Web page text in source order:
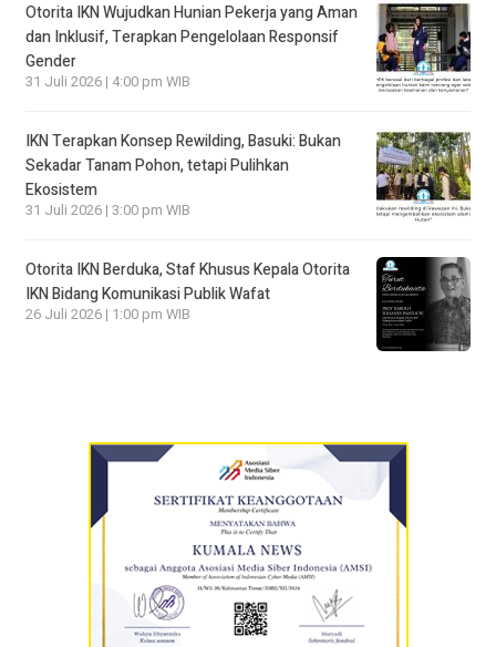
Otorita IKN Wujudkan Hunian Pekerja yang Aman
dan Inklusif, Terapkan Pengelolaan Responsif
Gender
31 Juli 2026 | 4:00 pm WIB
IKN Terapkan Konsep Rewilding, Basuki: Bukan
Sekadar Tanam Pohon, tetapi Pulihkan
Ekosistem
31 Juli 2026 | 3:00 pm WIB
Otorita IKN Berduka, Staf Khusus Kepala Otorita
IKN Bidang Komunikasi Publik Wafat
26 Juli 2026 | 1:00 pm WIB